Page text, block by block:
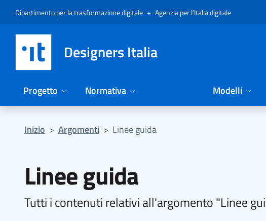
Vai al menu
Vai al contenuto
Questa pagina è stata utile?
Vai al piede
Dichiarazione di accessibilità (link esterno su sito AgID)
Dipartimento per la trasformazione digitale + Agenzia per l’Italia digitale
Designers Italia
Progetto Normativa Modelli
Inizio > Argomenti > Linee guida
Linee guida
Tutti i contenuti relativi all'argomento "Linee